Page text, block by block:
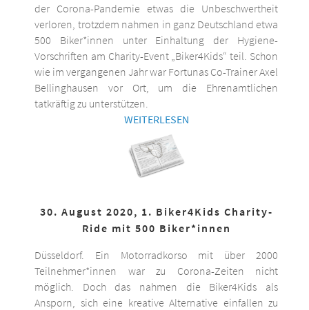
der Corona-Pandemie etwas die Unbeschwertheit
verloren, trotzdem nahmen in ganz Deutschland etwa
500 Biker*innen unter Einhaltung der Hygiene-
Vorschriften am Charity-Event „Biker4Kids“ teil. Schon
wie im vergangenen Jahr war Fortunas Co-Trainer Axel
Bellinghausen vor Ort, um die Ehrenamtlichen
tatkräftig zu unterstützen.
WEITERLESEN
30. August 2020, 1. Biker4Kids Charity-
Ride mit 500 Biker*innen
Düsseldorf. Ein Motorradkorso mit über 2000
Teilnehmer*innen war zu Corona-Zeiten nicht
möglich. Doch das nahmen die Biker4Kids als
Ansporn, sich eine kreative Alternative einfallen zu